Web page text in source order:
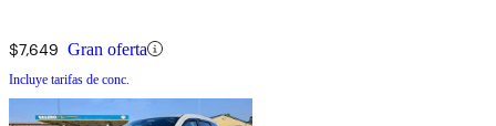
$7,649 Gran oferta
Incluye tarifas de conc.